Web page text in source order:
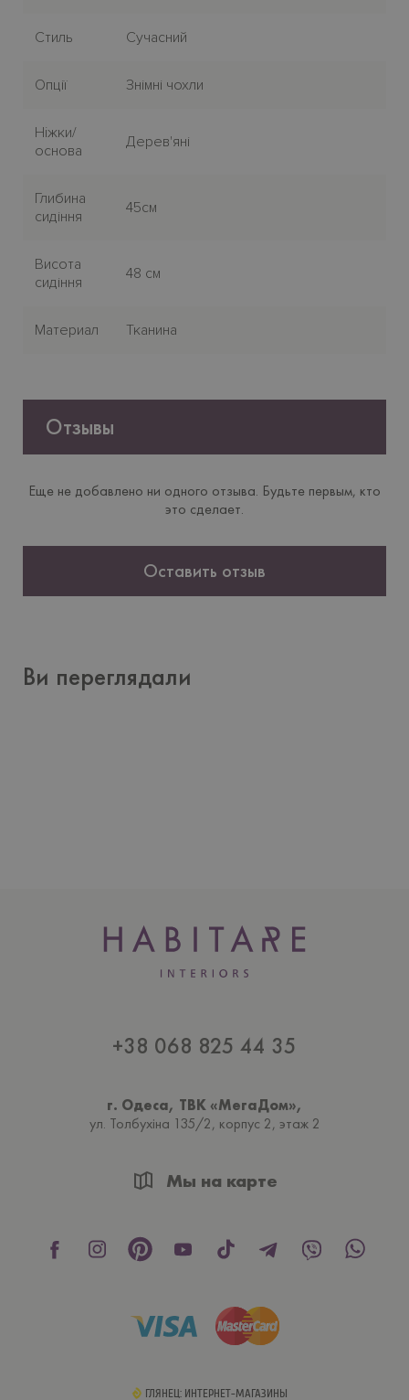
Стиль Сучасний
Опції Знімні чохли
Нiжки/
основа
Дерев'яні
Глибина
сидіння
45см
Висота
сидіння
48 см
Материал Тканина
Отзывы
Еще не добавлено ни одного отзыва. Будьте первым, кто
это сделает.
Оставить отзыв
Ви переглядали
+38 068 825 44 35
г. Одеса, ТВК «МегаДом»,
ул. Толбухiна 135/2, корпус 2, этаж 2
Мы на карте
ГЛЯНЕЦ: ИНТЕРНЕТ-МАГАЗИНЫ